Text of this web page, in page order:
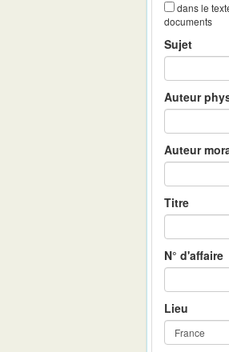
dans le
documents
Sujet
Auteur
Auteur
Titre
N° d'affaire
Lieu